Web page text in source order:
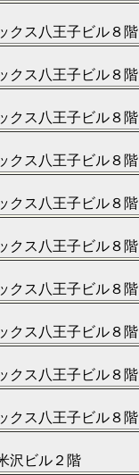
クス八王子ビル８階
クス八王子ビル８階
クス八王子ビル８階
クス八王子ビル８階
クス八王子ビル８階
クス八王子ビル８階
クス八王子ビル８階
クス八王子ビル８階
クス八王子ビル８階
クス八王子ビル８階
沢ビル２階